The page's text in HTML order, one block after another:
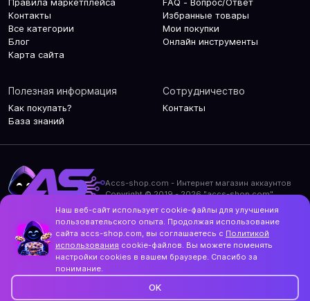
Контакты
Все категории
Блог
Карта сайта
Избранные товары
Мои покупки
Онлайн инструменты
Полезная информация
Как покупать?
База знаний
Сотрудничество
Контакты
Accs-shop.com - Интернет магазин аккаунтов
Copyright © 2019 - 2026 "accs-shop.com"
Политика использования cookie-файлов
Контакты и актуальный адрес сайта
Structo
Дизайн и разработка
Наш веб-сайт использует cookie-файлы для улучшения
пользовательского опыта. Продолжая использование
сайта accs-shop.com, вы соглашаетесь с Политикой
использования cookie-файлов. Вы можете поменять
настройки cookies в вашем браузере. Спасибо за
понимание.
OK